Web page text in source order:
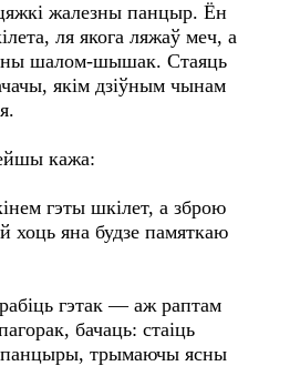
жалезны панцыр. Ён
ля якога ляжаў меч, а
шалом-шышак. Стаяць
якім дзіўным чынам
кажа:
гэты шкілет, а зброю
хоць яна будзе памяткаю
гэтак — аж раптам
бачаць: стаіць
трымаючы ясны